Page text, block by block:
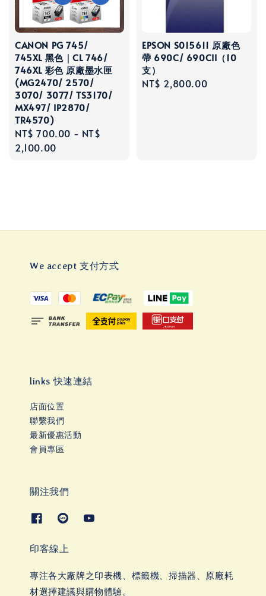
CANON PG 745/
745XL 黑色｜CL 746/
746XL 彩色 原廠墨水匣
(MG2470/ 2570/
3070/ 3077/ TS3170/
MX497/ IP2870/
TR4570)
Regular
price
NT$ 700.00 - NT$
2,100.00
EPSON S015611 原廠色
帶 690C/ 690CII（10
支）
Regular
NT$ 2,800.00
We accept 支付方式
links 快速連結
店面位置
聯繫我們
最新優惠活動
會員專區
關注我們
印客線上
專注各大廠牌之印表機、標籤機、掃描器、原廠耗
材選擇建議與購物體驗。